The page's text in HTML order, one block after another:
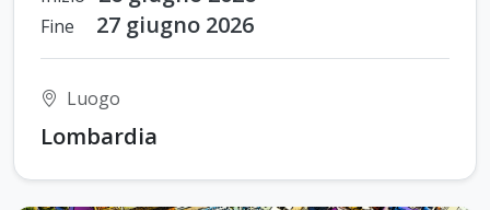
Fine 27 giugno 2026
Luogo
Lombardia